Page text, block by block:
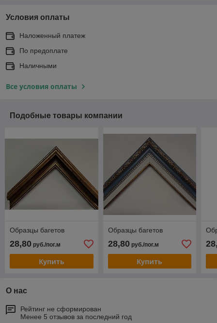
Условия оплаты
Наложенный платеж
По предоплате
Наличными
Все условия оплаты
Подобные товары компании
Образцы багетов
28,80 руб./пог.м
Купить
Образцы багетов
28,80руб./пог.м
Купить
О нас
Рейтинг не сформирован
Менее 5 отзывов за последний год